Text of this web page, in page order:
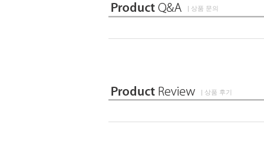
| 상품 문의
| 상품 후기